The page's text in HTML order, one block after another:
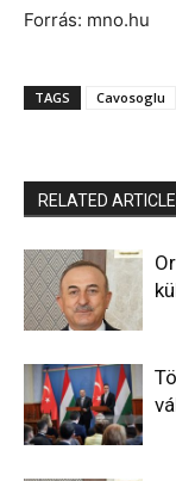
Forrás: mno.hu
TAGS Cavosoglu
RELATED